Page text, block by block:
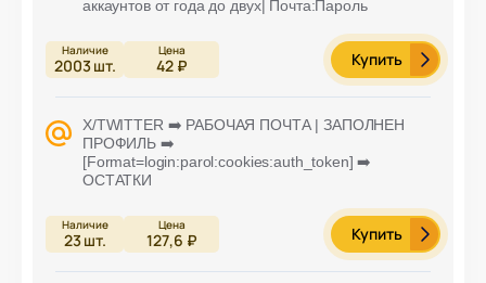
аккаунтов от года до двух| Почта:Пароль
2003шт. 42 ₽ Купить
X/TWITTER ➡️ РАБОЧАЯ ПОЧТА | ЗАПОЛНЕН
ПРОФИЛЬ ➡️
[Format=login:parol:cookies:auth_token] ➡️
ОСТАТКИ
23шт. 127,6 ₽ Купить